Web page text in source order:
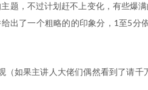
题，不过计划赶不上变化，有些爆
出了一个粗略的的印象分，1至5分
如果主讲人大佬们偶然看到了请千